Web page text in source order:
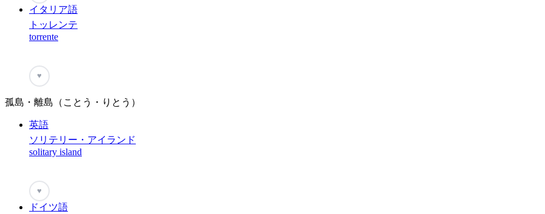
イタリア語
トッレンテ
torrente
♥
孤島・離島（ことう・りとう）
英語
ソリテリー・アイランド
solitary island
♥
ドイツ語